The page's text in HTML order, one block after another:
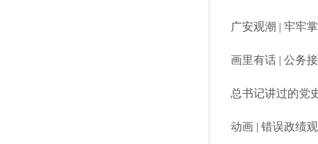
广安观潮 | 牢牢
画里有话 | 公务
总书记讲过的党
动画 | 错误政绩